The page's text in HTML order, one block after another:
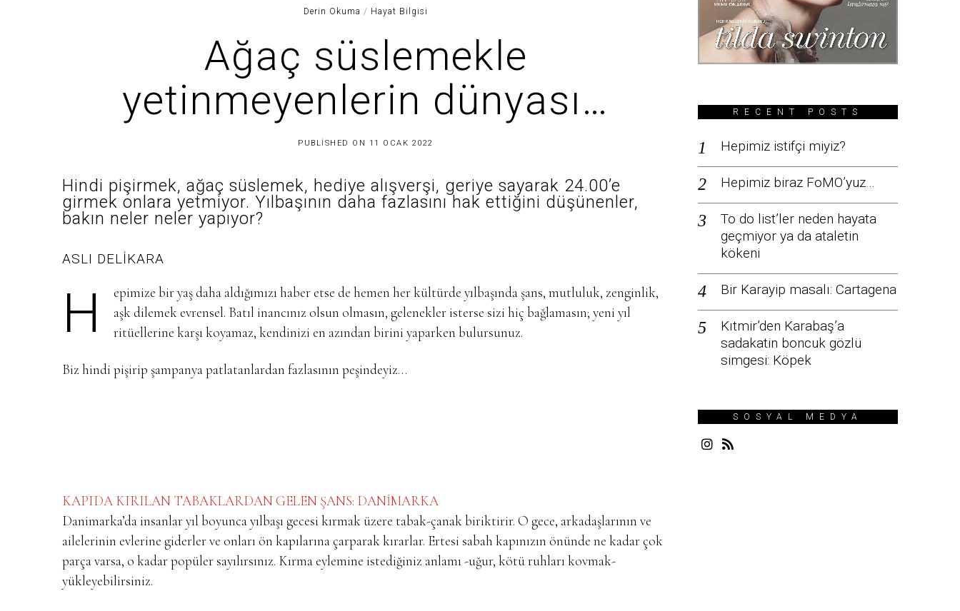
Derin Okuma / Hayat Bilgisi
Ağaç süslemekle
yetinmeyenlerin dünyası…
PUBLISHED ON 11 OCAK 2022
M
U
Z
Hindi pişirmek, ağaç süslemek, hediye alışverşi, geriye sayarak 24.00’e
girmek onlara yetmiyor. Yılbaşının daha fazlasını hak ettiğini düşünenler,
bakın neler neler yapıyor?
ASLI DELİKARA
H
epimize bir yaş daha aldığımızı haber etse de hemen her kültürde yılbaşında şans, mutluluk, zenginlik,
aşk dilemek evrensel. Batıl inancınız olsun olmasın, gelenekler isterse sizi hiç bağlamasın; yeni yıl
ritüellerine karşı koyamaz, kendinizi en azından birini yaparken bulursunuz.
Biz hindi pişirip şampanya patlatanlardan fazlasının peşindeyiz…
KAPIDA KIRILAN TABAKLARDAN GELEN ŞANS: DANİMARKA
Danimarka’da insanlar yıl boyunca yılbaşı gecesi kırmak üzere tabak-çanak biriktirir. O gece, arkadaşlarının ve
ailelerinin evlerine giderler ve onları ön kapılarına çarparak kırarlar. Ertesi sabah kapınızın önünde ne kadar çok
parça varsa, o kadar popüler sayılırsınız. Kırma eylemine istediğiniz anlamı -uğur, kötü ruhları kovmak-
yükleyebilirsiniz.
RECENT POSTS
Hepimiz istifçi miyiz?
Hepimiz biraz FoMO’yuz…
To do list’ler neden hayata
geçmiyor ya da ataletin
kökeni
Bir Karayip masalı: Cartagena
Kıtmir’den Karabaş’a
sadakatin boncuk gözlü
simgesi: Köpek
SOSYAL MEDYA